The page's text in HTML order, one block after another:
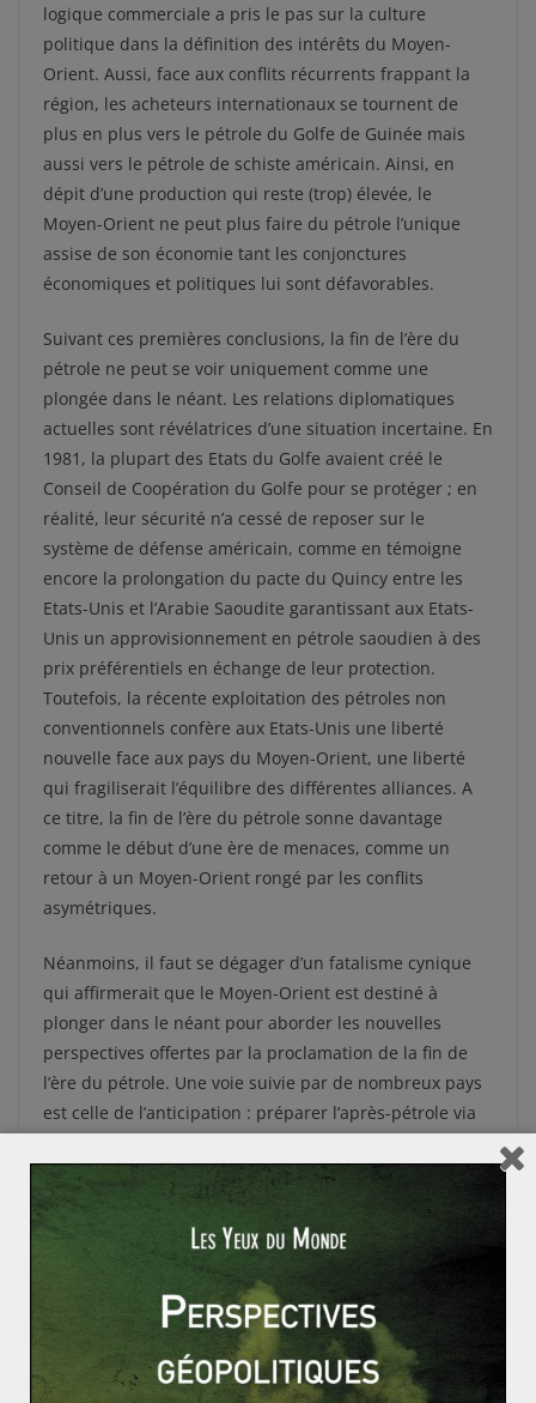
logique commerciale a pris le pas sur la culture
politique dans la définition des intérêts du Moyen-
Orient. Aussi, face aux conflits récurrents frappant la
région, les acheteurs internationaux se tournent de
plus en plus vers le pétrole du Golfe de Guinée mais
aussi vers le pétrole de schiste américain. Ainsi, en
dépit d’une production qui reste (trop) élevée, le
Moyen-Orient ne peut plus faire du pétrole l’unique
assise de son économie tant les conjonctures
économiques et politiques lui sont défavorables.
Suivant ces premières conclusions, la fin de l’ère du
pétrole ne peut se voir uniquement comme une
plongée dans le néant. Les relations diplomatiques
actuelles sont révélatrices d’une situation incertaine. En
1981, la plupart des Etats du Golfe avaient créé le
Conseil de Coopération du Golfe pour se protéger ; en
réalité, leur sécurité n’a cessé de reposer sur le
système de défense américain, comme en témoigne
encore la prolongation du pacte du Quincy entre les
Etats-Unis et l’Arabie Saoudite garantissant aux Etats-
Unis un approvisionnement en pétrole saoudien à des
prix préférentiels en échange de leur protection.
Toutefois, la récente exploitation des pétroles non
conventionnels confère aux Etats-Unis une liberté
nouvelle face aux pays du Moyen-Orient, une liberté
qui fragiliserait l’équilibre des différentes alliances. A
ce titre, la fin de l’ère du pétrole sonne davantage
comme le début d’une ère de menaces, comme un
retour à un Moyen-Orient rongé par les conflits
asymétriques.
Néanmoins, il faut se dégager d’un fatalisme cynique
qui affirmerait que le Moyen-Orient est destiné à
plonger dans le néant pour aborder les nouvelles
perspectives offertes par la proclamation de la fin de
l’ère du pétrole. Une voie suivie par de nombreux pays
est celle de l’anticipation : préparer l’après-pétrole via
rente pétrolière une rente financière. Prenons
l’exemple du Koweït et de son fonds souverain KIA crée
en 1953 : à l’aide d’une ponction de 10% chaque année,
la rente financière a dépassé la rente pétrolière dès la
fin des années 1980. Toutefois, cette nouvelle
orientation suscite la peur des acteurs occidentaux qui
voient dans les fonds souverains du Moyen-Orient des
armes de prédation comme le montre l’interdiction par